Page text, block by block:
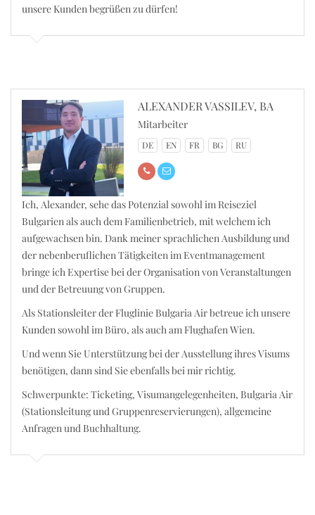
unsere Kunden begrüßen zu dürfen!
ALEXANDER VASSILEV, BA
Mitarbeiter
DE EN FR BG RU
Ich, Alexander, sehe das Potenzial sowohl im Reiseziel
Bulgarien als auch dem Familienbetrieb, mit welchem ich
aufgewachsen bin. Dank meiner sprachlichen Ausbildung und
der nebenberuflichen Tätigkeiten im Eventmanagement
bringe ich Expertise bei der Organisation von Veranstaltungen
und der Betreuung von Gruppen.
Als Stationsleiter der Fluglinie Bulgaria Air betreue ich unsere
Kunden sowohl im Büro, als auch am Flughafen Wien.
Und wenn Sie Unterstützung bei der Ausstellung ihres Visums
benötigen, dann sind Sie ebenfalls bei mir richtig.
Schwerpunkte: Ticketing, Visumangelegenheiten, Bulgaria Air
(Stationsleitung und Gruppenreservierungen), allgemeine
Anfragen und Buchhaltung.